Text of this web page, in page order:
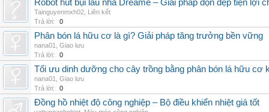
Robot hút bụi lau nhà Dreame – Giải pháp dọn dẹp tiện lợi
Tainguyenmxh02 Liên kết
Trả lời:
0
Phân bón lá hữu cơ là gì? Giải pháp tăng trưởng bền vững
nana01
Giao lưu
Trả lời:
0
Tối ưu dinh dưỡng cho cây trồng bằng phân bón lá hữu cơ
nana01
Giao lưu
Trả lời:
0
Đồng hồ nhiệt độ công nghiệp – Bộ điều khiển nhiệt giá tốt